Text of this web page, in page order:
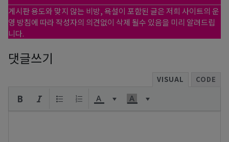
게시판 용도와 맞지 않는 비방, 욕설이 포함된 글은 저희 사이트의 운
영 방침에 따라 작성자의 의견없이 삭제 될수 있음을 미리 알려드립
니다.
댓글쓰기
VISUAL CODE